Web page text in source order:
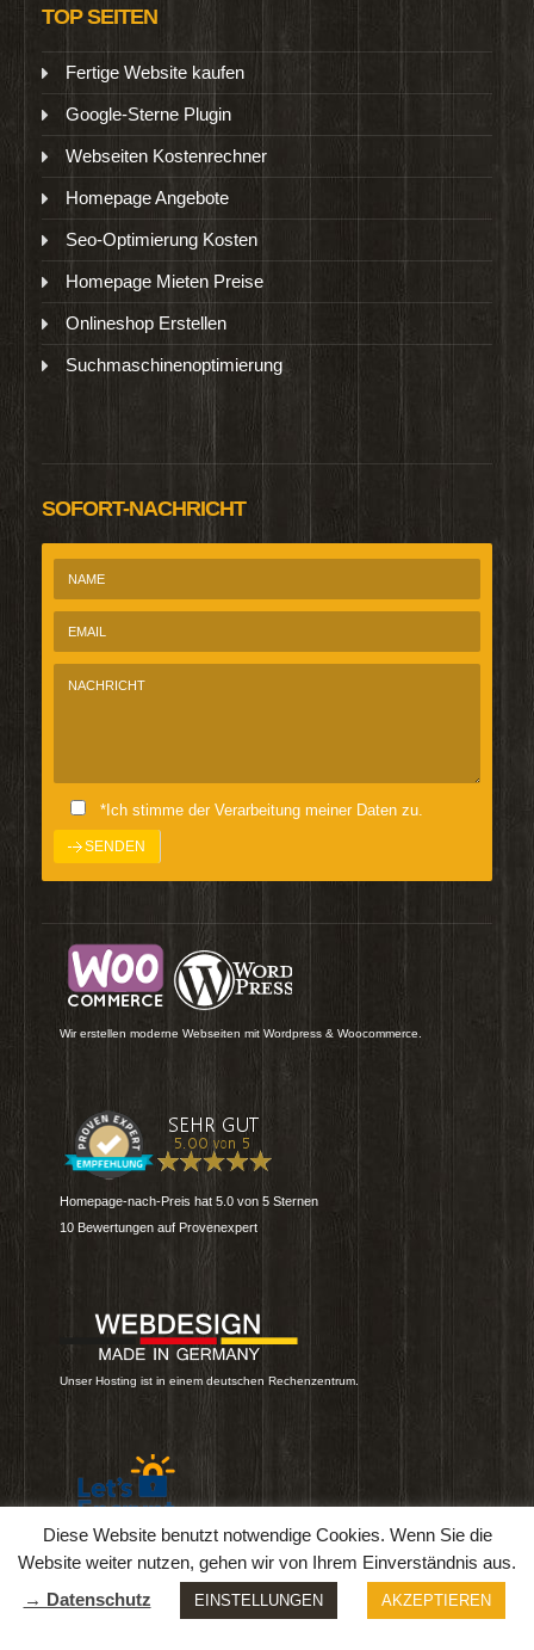
TOP SEITEN
Fertige Website kaufen
Google-Sterne Plugin
Webseiten Kostenrechner
Homepage Angebote
Seo-Optimierung Kosten
Homepage Mieten Preise
Onlineshop Erstellen
Suchmaschinenoptimierung
SOFORT-NACHRICHT
*Ich stimme der Verarbeitung meiner Daten zu.
Wir erstellen moderne Webseiten mit Wordpress & Woocommerce.
Homepage-nach-Preis hat 5.0 von 5 Sternen
10 Bewertungen auf Provenexpert
Unser Hosting ist in einem deutschen Rechenzentrum.
Diese Webseite nutzt eine sichere & verschlüsselte Übertragung.
Diese Website benutzt notwendige Cookies. Wenn Sie die
Website weiter nutzen, gehen wir von Ihrem Einverständnis aus.
→ Datenschutz
EINSTELLUNGEN AKZEPTIEREN